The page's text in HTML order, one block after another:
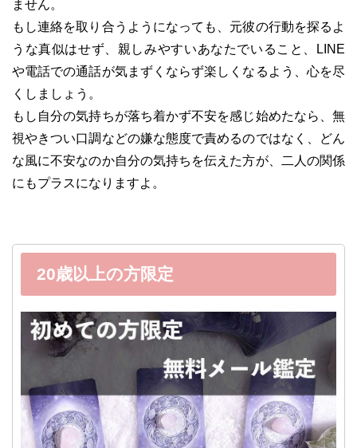
ません。
もし連絡を取り合うようになっても、元彼の行動を探るよ
うな真似はせず、親しみやすいあなたでいること、LINE
や電話での通話が気まずくならず楽しくなるよう、心を尽
くしましょう。
もし自分の気持ちが落ち着かず不安を感じ始めたなら、無
視やきつい口調などの嫌な態度で責めるのではなく、どん
な風に不安なのか自分の気持ちを伝えた方が、二人の関係
にもプラスになりますよ。
20歳以上の方限定